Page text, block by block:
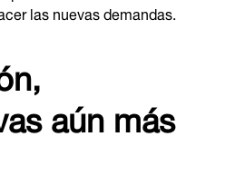
las nuevas demandas.
aún más